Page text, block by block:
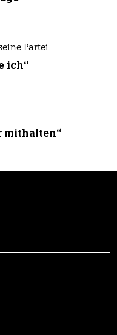
Partei
ich“
mithalten“